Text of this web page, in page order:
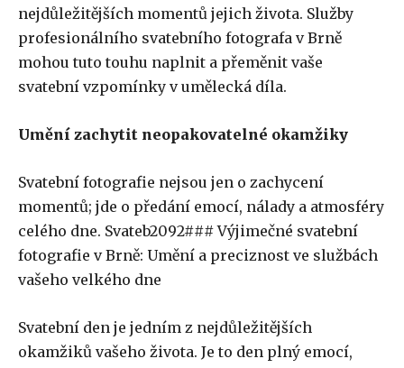
nejdůležitějších momentů jejich života. Služby
profesionálního svatebního fotografa v Brně
mohou tuto touhu naplnit a přeměnit vaše
svatební vzpomínky v umělecká díla.
Umění zachytit neopakovatelné okamžiky
Svatební fotografie nejsou jen o zachycení
momentů; jde o předání emocí, nálady a atmosféry
celého dne. Svateb2092### Výjimečné svatební
fotografie v Brně: Umění a preciznost ve službách
vašeho velkého dne
Svatební den je jedním z nejdůležitějších
okamžiků vašeho života. Je to den plný emocí,